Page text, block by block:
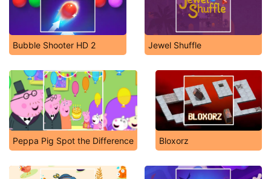
Bubble Shooter HD 2 Jewel Shuffle
Peppa Pig Spot the Difference Bloxorz